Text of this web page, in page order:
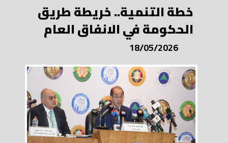
خطة التنمية.. خريطة طريق
الحكومة في الانفاق العام
18/05/2026